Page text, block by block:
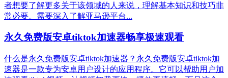
者想要了解更多关于该领域的人来说，理解基本知识和技巧非
常必要。需要深入了解亚马逊平台...
永久免费版安卓tiktok加速器畅享极速观看
什么是永久免费版安卓tiktok加速器？永久免费版安卓tiktok加
速器是一款专为安卓用户设计的应用程序。它可以帮助用户加